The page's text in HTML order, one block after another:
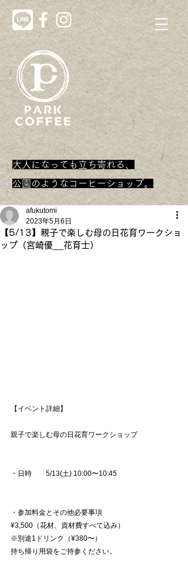
大人になっても立ち寄れる、
​公園のようなコーヒーショップ。
【5/13】親子で楽しむ母の日花育ワークショ
ップ（宮崎優__花育士）
afukutomi
2023年5月6日
【イベント詳細】
親子で楽しむ母の日花育ワークショップ
・日時　　5/13(土) 10:00〜10:45
・参加料金とその他必要事項
¥3,500（花材、資材費すべて込み）
※別途1ドリンク（¥380〜）
持ち帰り用袋をご持参ください。